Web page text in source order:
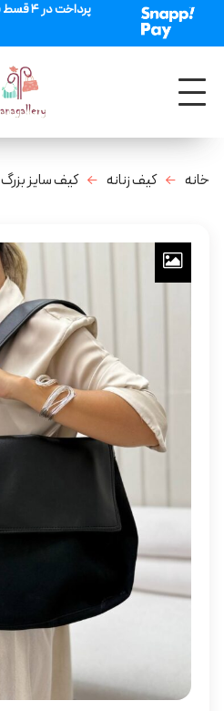
پرداخت در 4 قسط بدون 1 ریال سود و ضمانت
خانه کیف زنانه کیف سایز بزرگ